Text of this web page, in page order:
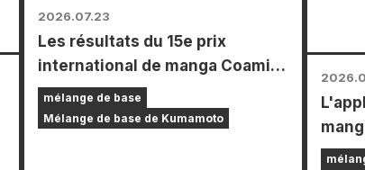
2026.07.23
Les résultats du 15e prix
international de manga Coamix
Kyushu ont été annoncés !
mélange de base
Mélange de base de Kumamoto
»,